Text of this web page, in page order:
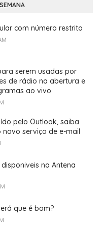
com número restrito
serem usadas por
de rádio na abertura e
ao vivo
pelo Outlook, saiba
serviço de e-mail
na Antena
que é bom?